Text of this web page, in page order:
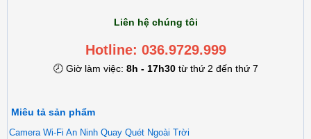
Liên hệ chúng tôi
Hotline: 036.9729.999
🕗 Giờ làm việc: 8h - 17h30từ thứ 2 đến thứ 7
Miêu tả sản phẩm
Camera Wi-Fi An Ninh Quay Quét Ngoài Trời